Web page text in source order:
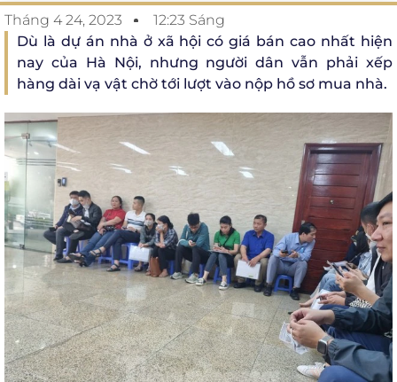
Tháng 4 24, 2023
12:23 Sáng
Dù là dự án nhà ở xã hội có giá bán cao nhất hiện
nay của Hà Nội, nhưng người dân vẫn phải xếp
hàng dài vạ vật chờ tới lượt vào nộp hồ sơ mua nhà.